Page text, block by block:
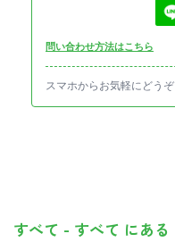
問い合わせ方法はこちら
スマホからお気軽にどうぞ
すべて - すべて にある